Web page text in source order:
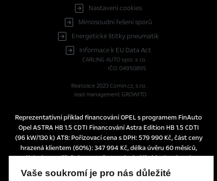
Nastavení cookies
Mimosoudní řešení sporů
Energetické štítky pneumatik
Informace k EU Data Act
CARLING AUTO spol. s r.o.
IČO: 04950895
Realizace 2023 Comin.cz, s.r.o.
lead management GROWITO
Reprezentativní příklad financování OPEL s programem FinAuto
Opel ASTRA HB 1.5 CDTI Financování Astra Edition HB 1.5 CDTI
(96 kW/130 k) AT8: Pořizovací cena s DPH: 579 990 Kč, část ceny
hrazená klientem (60%): 347 994 Kč, délka úvěru 60 měsíců,
splátka bez pojištění 3.990 Kč, pevná výpůjční úroková sazba:
1,24% p.a., nabídka je určena pro fyzické osoby podnikatele a
právnické osoby a platí do 30. 6. 2026 nebo do odvolání.
Vaše soukromí je pro nás důležité